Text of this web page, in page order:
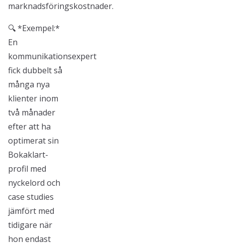
marknadsföringskostnader.
🔍 *Exempel:*
En
kommunikationsexpert
fick dubbelt så
många nya
klienter inom
två månader
efter att ha
optimerat sin
Bokaklart-
profil med
nyckelord och
case studies
jämfört med
tidigare när
hon endast